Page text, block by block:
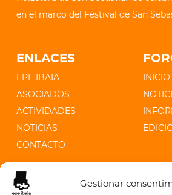
Gestionar
en el marco del Festival de San
ENLACES
EPE IBAIA
ASOCIADOS
ACTIVIDADES
NOTICIAS
CONTACTO
INICIO
CONTACTO